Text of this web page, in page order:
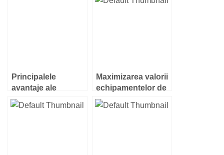
Principalele
avantaje ale
pardoselilor din
cauciuc
Maximizarea valorii
echipamentelor de
joacă